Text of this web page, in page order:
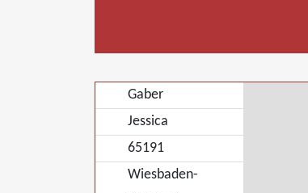
Gaber
Jessica
65191
Wiesbaden-